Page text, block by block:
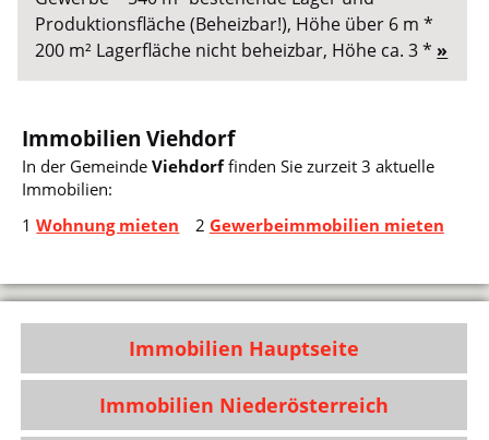
Produktionsfläche (Beheizbar!), Höhe über 6 m *
200 m² Lagerfläche nicht beheizbar, Höhe ca. 3 * »
Immobilien Viehdorf
In der GemeindeViehdorffinden Sie zurzeit 3 aktuelle
Immobilien:
1Wohnung mieten 2 Gewerbeimmobilien mieten
Immobilien Hauptseite
Immobilien Niederösterreich